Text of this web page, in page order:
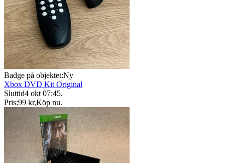
Badge på objektet:Ny
Xbox DVD Kit Original
Sluttid4 okt 07:45.
Pris:99 kr,Köp nu.